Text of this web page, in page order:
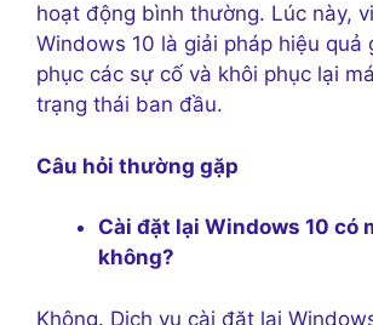
hoạt động bình thường. Lúc này,
Windows 10 là giải pháp hiệu quả
phục các sự cố và khôi phục lại
trạng thái ban đầu.
Câu hỏi thường gặp
Cài đặt lại Windows 10 có
không?
Không. Dịch vụ cài đặt lại